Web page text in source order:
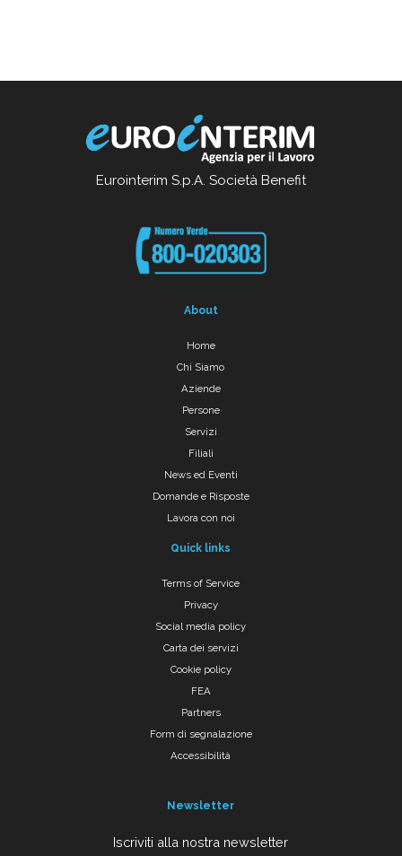
Eurointerim S.p.A. Società Benefit
About
Home
Chi Siamo
Aziende
Persone
Servizi
Filiali
News ed Eventi
Domande e Risposte
Lavora con noi
Quick links
Terms of Service
Privacy
Social media policy
Carta dei servizi
Cookie policy
FEA
Partners
Form di segnalazione
Accessibilità
Newsletter
Iscriviti alla nostra newsletter